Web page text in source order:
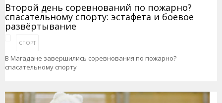
Второй день соревнований по пожарно?
спасательному спорту: эстафета и боевое
развёртывание
СПОРТ
В Магадане завершились соревнования по пожарно?
спасательному спорту